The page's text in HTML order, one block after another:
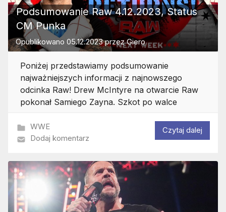
Podsumowanie Raw 4.12.2023, Status
CM Punka
Opublikowano 05.12.2023przezGiero
Poniżej przedstawiamy podsumowanie
najważniejszych informacji z najnowszego
odcinka Raw! Drew McIntyre na otwarcie Raw
pokonał Samiego Zayna. Szkot po walce
WWE
Dodaj komentarz
Czytaj dalej